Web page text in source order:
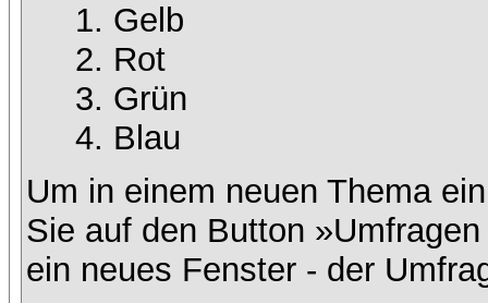
Gelb
Rot
Grün
Blau
Um in einem neuen Thema
Sie auf den Button
ein neues Fenster - der